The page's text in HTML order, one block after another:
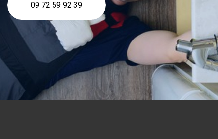
09 72 59 92 39